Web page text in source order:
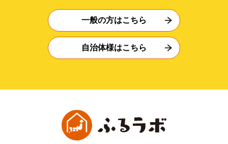
一般の方はこちら
自治体様はこちら